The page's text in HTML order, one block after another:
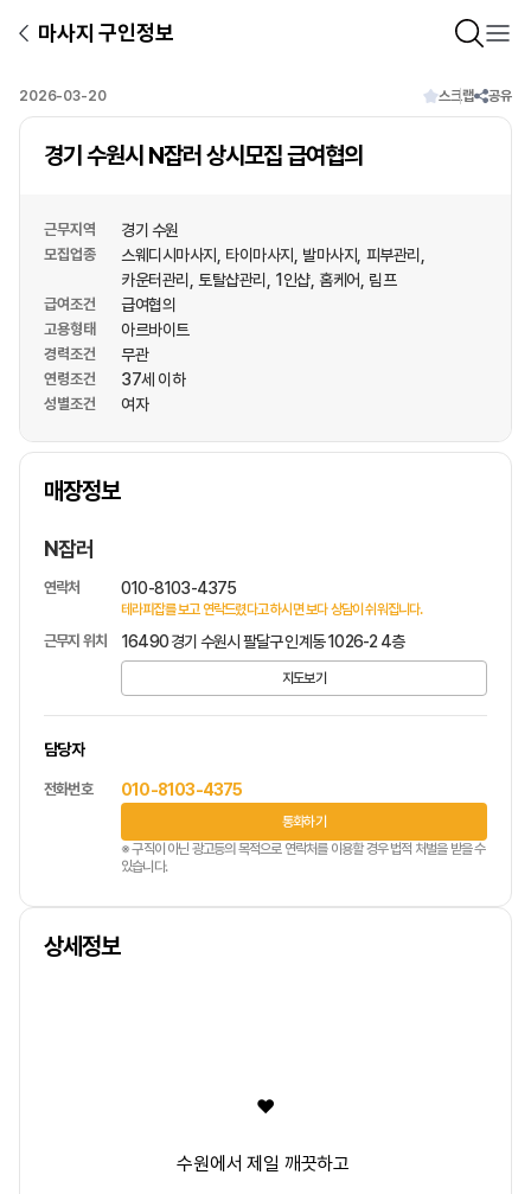
마사지 구인정보
2026-03-20 스크랩 공유
경기 수원시 N잡러 상시모집 급여협의
근무지역 경기 수원
모집업종 스웨디시마사지 타이마사지 발마사지
피부관리
카운터관리
토탈샵관리 1인샵 홈케어 림프
급여조건 급여협의
고용형태 아르바이트
경력조건 무관
연령조건 37세 이하
성별조건 여자
매장정보
상호명
N잡러
연락처 010-8103-4375
테라피잡를 보고 연락드렸다고 하시면 보다 상담이 쉬워집니다.
근무지 위치 16490 경기 수원시 팔달구 인계동 1026-2 4층
지도보기
담당자
전화번호 010-8103-4375
통화하기
※ 구직이 아닌 광고등의 목적으로 연락처를 이용할 경우 법적 처벌을 받을 수
있습니다.
상세정보
❤️
수원에서 제일 깨끗하고